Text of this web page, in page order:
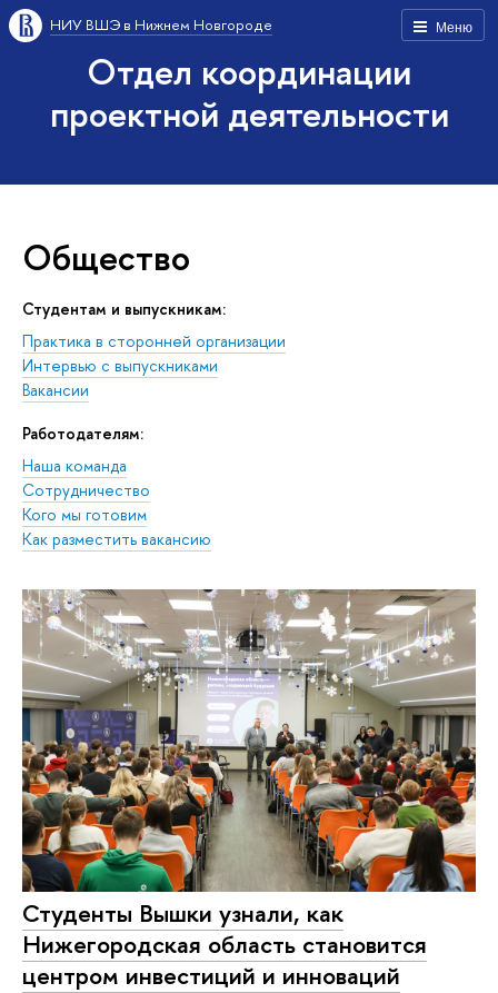
Меню
НИУ ВШЭ в Нижнем Новгороде
Отдел координации
проектной деятельности
Общество
Студентам и выпускникам:
Практика в сторонней организации
Интервью с выпускниками
Вакансии
Работодателям:
Наша команда
Сотрудничество
Кого мы готовим
Как разместить вакансию
Студенты Вышки узнали, как
Нижегородская область становится
центром инвестиций и инноваций